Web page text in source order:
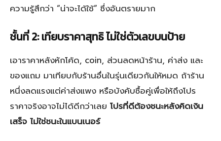
ความรู้สึกว่า “น่าจะได้ใช้” ซึ่งอันตรายมาก
ชั้นที่ 2: เทียบราคาสุทธิ ไม่ใช่ตัวเลขบนป้าย
เอาราคาหลังหักโค้ด, coin, ส่วนลดหน้าร้าน, ค่าส่ง และ
ของแถม มาเทียบกับร้านอื่นในรุ่นเดียวกันให้หมด ถ้าร้าน
หนึ่งลดแรงแต่ค่าส่งแพง หรือบังคับซื้อคู่เพื่อให้ถึงโปร
ราคาจริงอาจไม่ได้ดีกว่าเลย โปรที่ดีต้องชนะหลังคิดเงิน
เสร็จ ไม่ใช่ชนะในแบนเนอร์